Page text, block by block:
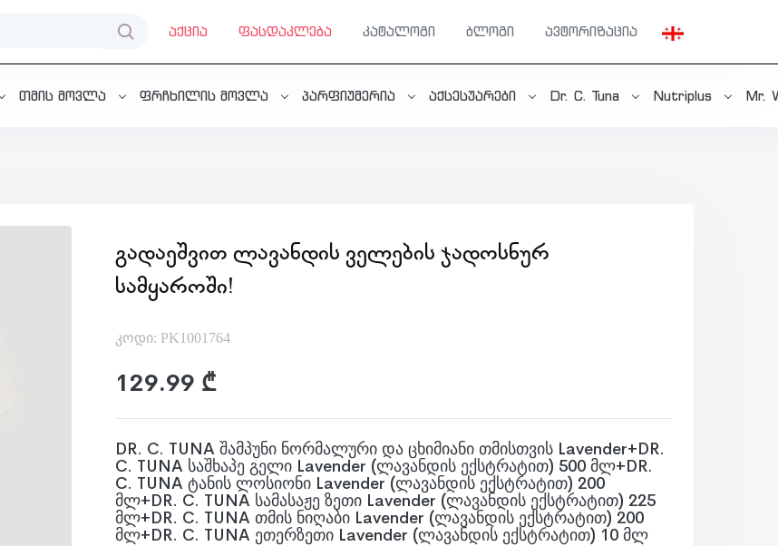
აქცია ფასდაკლება კატალოგი ბლოგი ავტორიზაცია
თმის მოვლა ფრჩხილის მოვლა პარფიუმერია აქსესუარები Dr. C. Tuna Nutriplus Mr.
ᲒᲐᲓᲐᲔᲨᲕᲘᲗ ᲚᲐᲕᲐᲜᲓᲘᲡ ᲕᲔᲚᲔᲑᲘᲡ ᲯᲐᲓᲝᲡᲜᲣᲠ
ᲡᲐᲛᲧᲐᲠᲝᲨᲘ!
კოდი: PK1001764
129.99 ₾
DR. C. TUNA შამპუნი ნორმალური და ცხიმიანი თმისთვის Lavender+DR.
C. TUNA საშხაპე გელი Lavender (ლავანდის ექსტრატით) 500 მლ+DR.
C. TUNA ტანის ლოსიონი Lavender (ლავანდის ექსტრატით) 200
მლ+DR. C. TUNA სამასაჟე ზეთი Lavender (ლავანდის ექსტრატით) 225
მლ+DR. C. TUNA თმის ნიღაბი Lavender (ლავანდის ექსტრატით) 200
მლ+DR. C. TUNA ეთერზეთი Lavender (ლავანდის ექსტრატით) 10 მლ